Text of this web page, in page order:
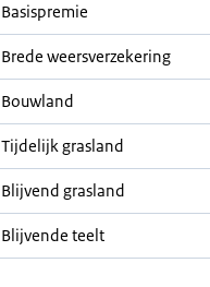
Basispremie
Brede weersverzekering
Bouwland
Tijdelijk grasland
Blijvend grasland
Blijvende teelt